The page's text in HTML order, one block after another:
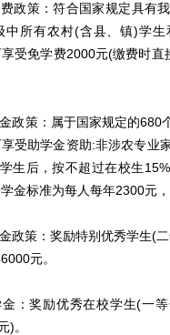
政策：符合国家规定具有
中所有农村(含县、镇)学
受免学费2000元(缴费时直
政策：属于国家规定的680
受助学金资助:非涉农专业
生后，按不超过在校生
金标准为每人每年2300元，
政策：奖励特别优秀学生(
元。
：奖励优秀在校学生(一
)。